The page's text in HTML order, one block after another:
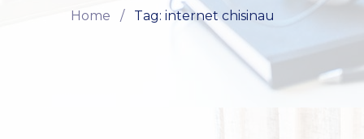
Home / Tag: internet chisinau